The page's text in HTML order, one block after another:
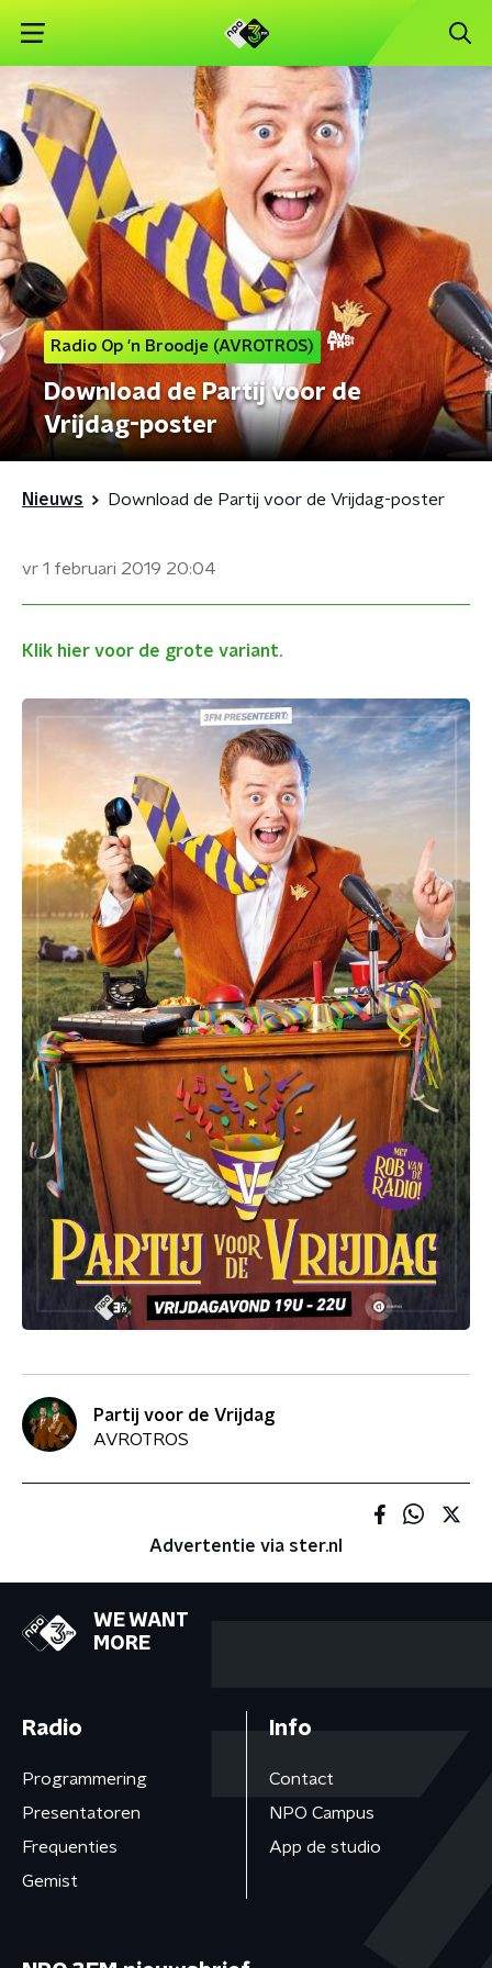
Radio Op 'n Broodje (AVROTROS)
Download de Partij voor de
Vrijdag-poster
Nieuws Download de Partij voor de Vrijdag-poster
vr 1 februari 2019 20:04
Klik hier voor de grote variant.
Partij voor de Vrijdag
AVROTROS
Advertentie via ster.nl
WE WANT
MORE
Radio
Programmering
Presentatoren
Frequenties
Gemist
Info
Contact
NPO Campus
App de studio